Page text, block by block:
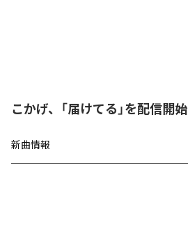
こかげ、「届けてる」を配信開始
新曲情報